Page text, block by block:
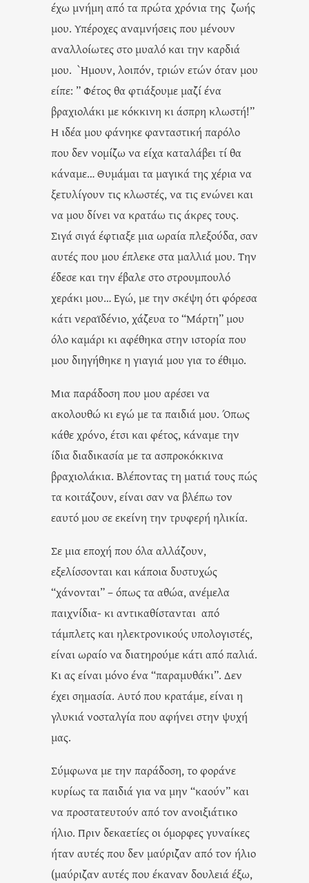
έχω μνήμη από τα πρώτα χρόνια της ζωής
μου. Υπέροχες αναμνήσεις που μένουν
αναλλοίωτες στο μυαλό και την καρδιά
μου. `Ημουν, λοιπόν, τριών ετών όταν μου
είπε: ” Φέτος θα φτιάξουμε μαζί ένα
βραχιολάκι με κόκκινη κι άσπρη κλωστή!”
Η ιδέα μου φάνηκε φανταστική παρόλο
που δεν νομίζω να είχα καταλάβει τί θα
κάναμε… Θυμάμαι τα μαγικά της χέρια να
ξετυλίγουν τις κλωστές, να τις ενώνει και
να μου δίνει να κρατάω τις άκρες τους.
Σιγά σιγά έφτιαξε μια ωραία πλεξούδα, σαν
αυτές που μου έπλεκε στα μαλλιά μου. Την
έδεσε και την έβαλε στο στρουμπουλό
χεράκι μου… Εγώ, με την σκέψη ότι φόρεσα
κάτι νεραϊδένιο, χάζευα το “Μάρτη” μου
όλο καμάρι κι αφέθηκα στην ιστορία που
μου διηγήθηκε η γιαγιά μου για το έθιμο.
Μια παράδοση που μου αρέσει να
ακολουθώ κι εγώ με τα παιδιά μου. Όπως
κάθε χρόνο, έτσι και φέτος, κάναμε την
ίδια διαδικασία με τα ασπροκόκκινα
βραχιολάκια. Βλέποντας τη ματιά τους πώς
τα κοιτάζουν, είναι σαν να βλέπω τον
εαυτό μου σε εκείνη την τρυφερή ηλικία.
Σε μια εποχή που όλα αλλάζουν,
εξελίσσονται και κάποια δυστυχώς
“χάνονται” – όπως τα αθώα, ανέμελα
παιχνίδια- κι αντικαθίστανται από
τάμπλετς και ηλεκτρονικούς υπολογιστές,
είναι ωραίο να διατηρούμε κάτι από παλιά.
Κι ας είναι μόνο ένα “παραμυθάκι”. Δεν
έχει σημασία. Αυτό που κρατάμε, είναι η
γλυκιά νοσταλγία που αφήνει στην ψυχή
μας.
Σύμφωνα με την παράδοση, το φοράνε
κυρίως τα παιδιά για να μην “καούν” και
να προστατευτούν από τον ανοιξιάτικο
ήλιο. Πριν δεκαετίες οι όμορφες γυναίκες
ήταν αυτές που δεν μαύριζαν από τον ήλιο
(μαύριζαν αυτές που έκαναν δουλειά έξω,